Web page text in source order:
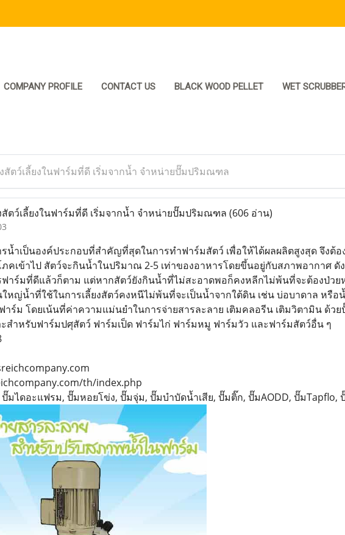
COMPANY PROFILE CONTACT US BLACK WOOD PELLET WET
ตว์เลี้ยงในฟาร์มที่ดี เริ่มจากน้ำ จำหน่ายปั๊มปริมณฑล
ตว์เลี้ยงในฟาร์มที่ดี เริ่มจากน้ำ จำหน่ายปั๊มปริมณฑล (606 อ่าน)
น้ำเป็นองค์ประกอบที่สำคัญที่สุดในการทำฟาร์มสัตว์ เพื่อให้ได้ผลผลิตสูงสุด จึงต้อ
คเข้าไป สัตว์จะกินน้ำในปริมาณ 2-5 เท่าของอาหารโดยขึ้นอยู่กับสภาพอากาศ ดั
าร์มที่ดีแล้วก็ตาม แต่หากสัตว์ยังกินน้ำที่ไม่สะอาดพอก็คงหลีกไม่พ้นที่จะต้องป่วย
หญ่น้ำที่ใช้ในการเลี้ยงสัตว์คงหนีไม่พ้นที่จะเป็นน้ำจากใต้ดิน เช่น บ่อบาดาล หรือ
ร์ม โดยเน้นที่ค่าความแม่นยำในการจ่ายสารละลาย เติมคลอรีน เติมวิตามิน ด้วย
ะสำหรับฟาร์มปศุสัตว์ ฟาร์มเป็ด ฟาร์มไก่ ฟาร์มหมู ฟาร์มวัว และฟาร์มสัตว์อื่น ๆ
th/index.php
มไดอะแฟรม, ปั๊มหอยโข่ง, ปั๊มจุ่ม, ปั๊มบำบัดน้ำเสีย, ปั๊มติ๊ก, ปั๊มAODD, ปั๊มTapflo,